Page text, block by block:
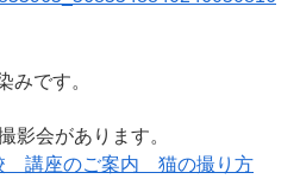
みです。
影会があります。
講座のご案内 猫の撮り方